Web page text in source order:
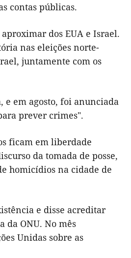
contas públicas.
dos EUA e Israel.
nas eleições norte-
juntamente com os
e em agosto, foi anunciada
prever crimes".
ficam em liberdade
da tomada de posse,
homicídios na cidade de
e disse acreditar
da ONU. No mês
Unidas sobre as